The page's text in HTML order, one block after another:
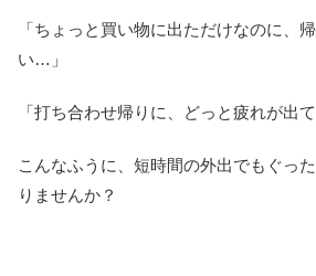
「ちょっと買い物に出ただけなのに、
い…」
「打ち合わせ帰りに、どっと疲れが出
こんなふうに、短時間の外出でもぐっ
りませんか？